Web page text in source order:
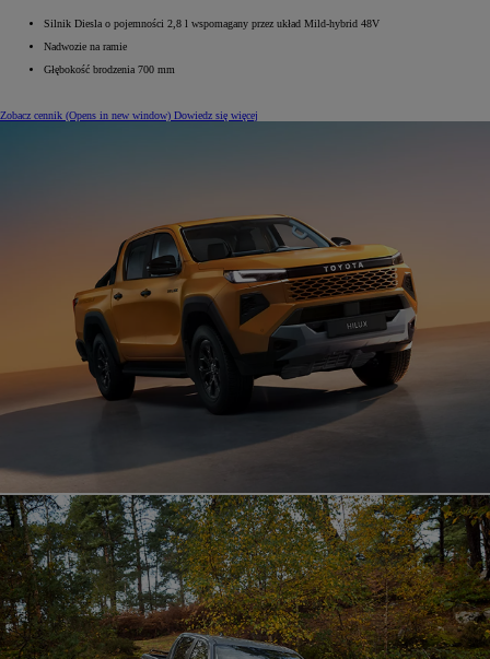
Silnik Diesla o pojemności 2,8 l wspomagany przez układ Mild-hybrid 48V
Nadwozie na ramie
Głębokość brodzenia 700 mm
Zobacz cennik (Opens in new window) Dowiedz się więcej